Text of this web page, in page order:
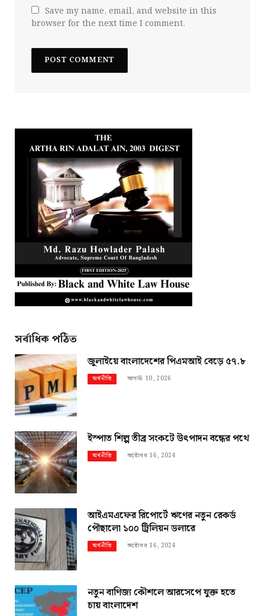
Save my name, email, and website in this
browser for the next time I comment.
সর্বাধিক পঠিত
জুলাইয়ে বাংলাদেশের পিএমআই বেড়ে ৫৭.৮
অর্থনীতি আগস্ট 10, 2026
ইস্পাত শিল্প তীব্র সংকটে উৎপাদন বন্ধের পথে
অর্থনীতি অক্টোবর 16, 2024
আইএমএফের রিপোর্টে ঋণের নতুন রেকর্ড
পৌছালো ১০০ ট্রিলিয়ন ডলারে
অর্থনীতি অক্টোবর 16, 2024
নতুন বাণিজ্য কৌশলে আরসেপে যুক্ত হতে
চায় বাংলাদেশ